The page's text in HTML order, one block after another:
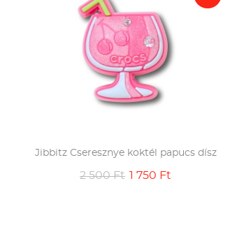
Jibbitz Cseresznye koktél papucs dísz
2 500 Ft 1 750 Ft